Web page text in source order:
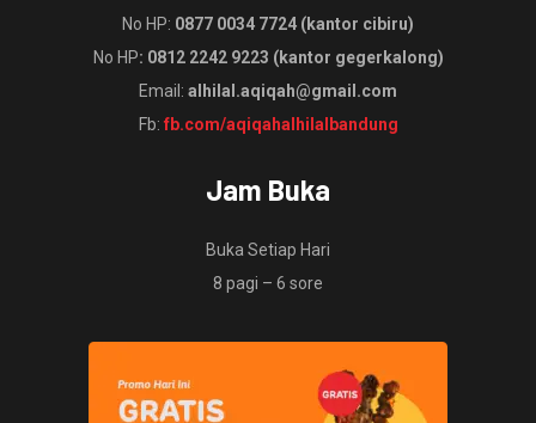
No HP: 0877 0034 7724 (kantor cibiru)
No HP: 0812 2242 9223 (kantor gegerkalong)
Email: alhilal.aqiqah@gmail.com
Fb: fb.com/aqiqahalhilalbandung
Jam Buka
Buka Setiap Hari
8 pagi – 6 sore